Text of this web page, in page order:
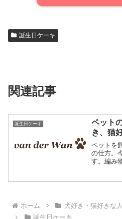
誕生日ケーキ
関連記事
誕生日ケーキ
ペット
き、猫
ペットを
の仕方。
す。編み
ホーム
犬好き・猫好きな
誕生日ケーキ